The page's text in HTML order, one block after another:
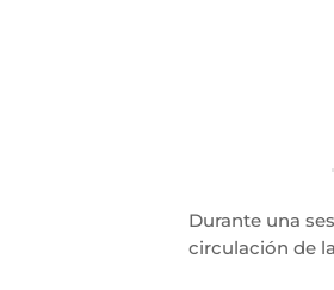
Durante una
circulación de